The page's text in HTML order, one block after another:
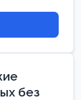
без